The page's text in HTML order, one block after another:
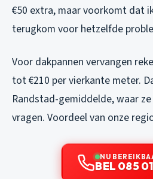
€50 extra, maar voorkomt dat
terugkom voor hetzelfde
Voor dakpannen vervangen
tot €210 per vierkante meter.
Randstad-gemiddelde, waar
vragen. Voordeel van onze
NU
BEL 085